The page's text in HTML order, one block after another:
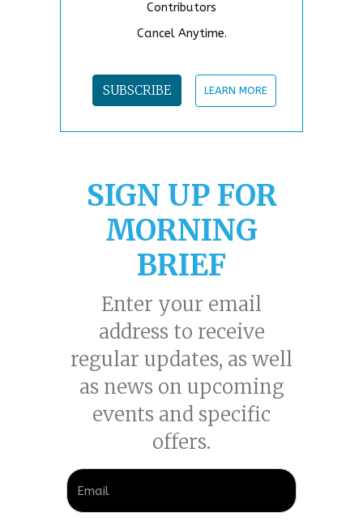
Contributors
Cancel Anytime.
SUBSCRIBE LEARN MORE
SIGN UP FOR
MORNING
BRIEF
Enter your email
address to receive
regular updates, as well
as news on upcoming
events and specific
offers.